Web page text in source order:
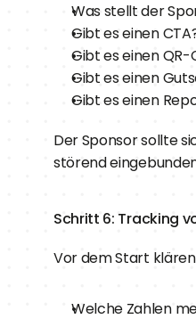
Was stellt der
Gibt es einen
Gibt es einen QR-
Gibt es einen
Gibt es einen
Der Sponsor sollte
störend
Schritt 6: Tracking
Vor dem Start
Welche Zahlen